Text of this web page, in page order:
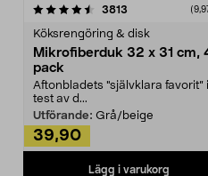
3813
Köksrengöring & disk
Mikrofiberduk 32 x 31 cm,
pack
Aftonbladets "självklara favorit” i
test av d...
Utförande: Grå/beige
39,90
Lägg i varukorg
4.0av 5 stjärnor